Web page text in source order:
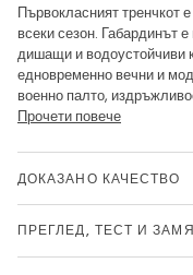
Първокласният тренчкот
всеки сезон. Габардинът
дишащи и водоустойчиви
едновременно вечни и
военно палто,
Прочети повече
ДОКАЗАНО КАЧЕСТВО
ПРЕГЛЕД, ТЕСТ И